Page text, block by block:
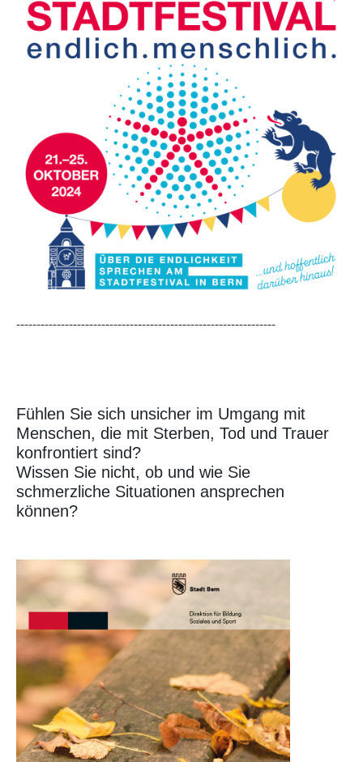
----------------------------------------------------------------
Fühlen Sie sich unsicher im Umgang mit
Menschen, die mit Sterben, Tod und Trauer
konfrontiert sind?
Wissen Sie nicht, ob und wie Sie
schmerzliche Situationen ansprechen
können?
Image